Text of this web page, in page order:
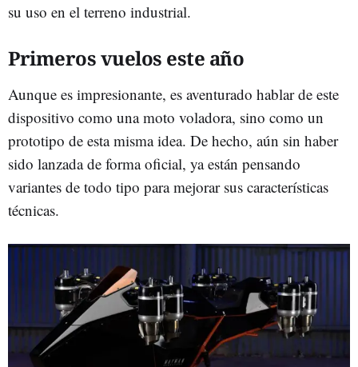
su uso en el terreno industrial.
Primeros vuelos este año
Aunque es impresionante, es aventurado hablar de este
dispositivo como una moto voladora, sino como un
prototipo de esta misma idea. De hecho, aún sin haber
sido lanzada de forma oficial, ya están pensando
variantes de todo tipo para mejorar sus características
técnicas.